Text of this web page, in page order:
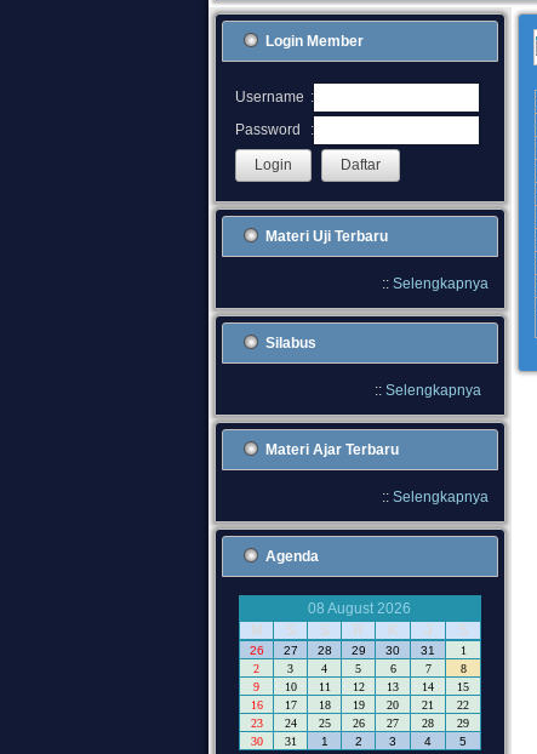
Login Member
Username :
Password
:
Materi Uji Terbaru
:: Selengkapnya
Silabus
:: Selengkapnya
Materi Ajar Terbaru
:: Selengkapnya
Agenda
08 August 2026
M
S S R K J S
26 27 28 29 30 31
1
2
3 4 5 6 7
8
9
10 11 12 13 14
15
16
17 18 19 20 21
22
23
24 25 26 27 28
29
30
31 1 2 3 4 5